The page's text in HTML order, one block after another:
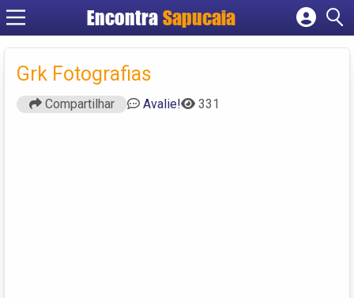
Encontra
Cadastrar empresa
Grk Fotografias
Compartilhar Avalie! 331